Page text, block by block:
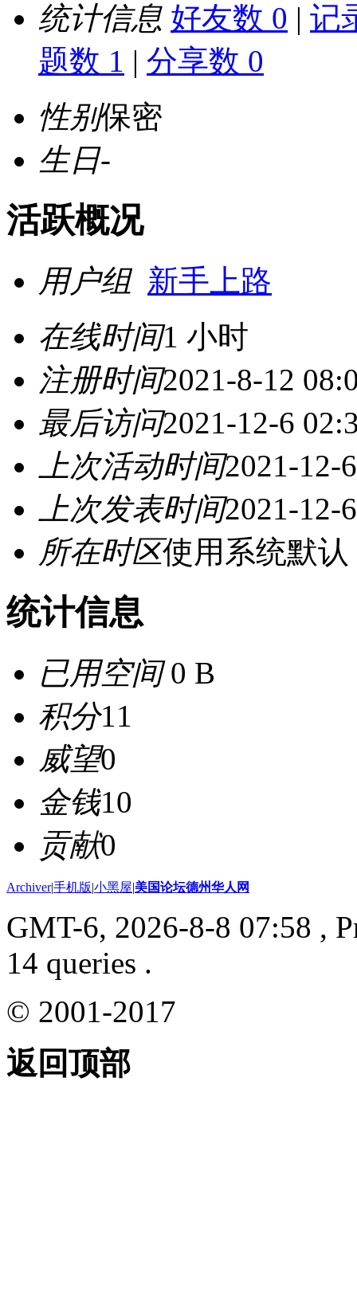
统计信息 好友数 0 | 记
题数 1 | 分享数 0
性别保密
生日-
活跃概况
用户组 新手上路
在线时间1 小时
注册时间2021-8-12
最后访问2021-12-6
上次活动时间2021-12-
上次发表时间2021-12-
所在时区使用系统默认
统计信息
已用空间0 B
积分11
威望0
金钱10
贡献0
Archiver|手机版|小黑屋|美国论坛德州华人网
GMT-6, 2026-8-8 07:58 ,
14 queries .
© 2001-2017
返回顶部